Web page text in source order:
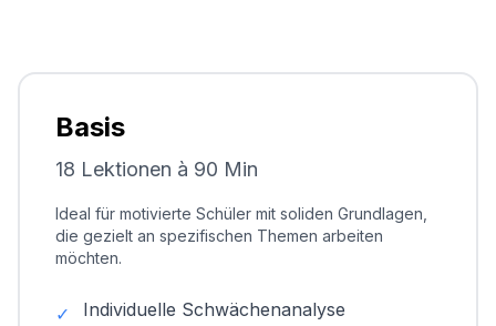
Basis
18 Lektionen à 90 Min
Ideal für motivierte Schüler mit soliden Grundlagen,
die gezielt an spezifischen Themen arbeiten
möchten.
✓ Individuelle Schwächenanalyse